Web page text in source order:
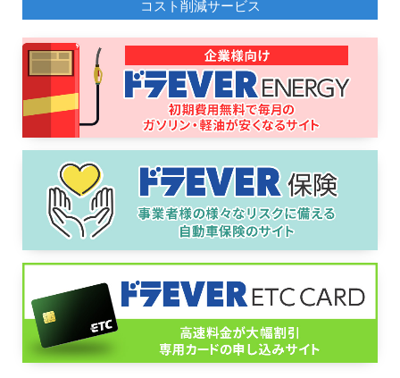
コスト削減サービス